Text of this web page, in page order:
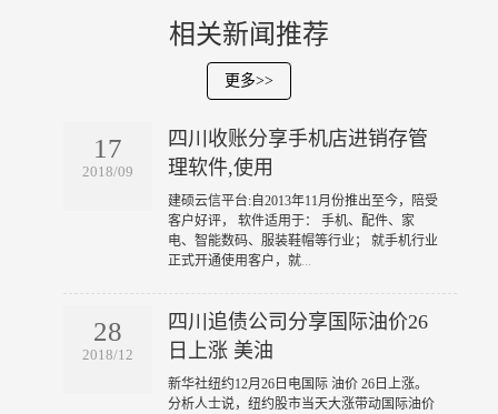
相关新闻推荐
更多>>
17
2018/09
四川收账分享手机店进销存管
理软件,使用
​建硕云信平台:自2013年11月份推出至今，陪受
客户好评， 软件适用于： 手机、配件、家
电、智能数码、服装鞋帽等行业； 就手机行业
正式开通使用客户，就...
28
2018/12
四川追债公司分享国际油价26
日上涨 美油
​新华社纽约12月26日电国际 油价 26日上涨。
分析人士说，纽约股市当天大涨带动国际油价